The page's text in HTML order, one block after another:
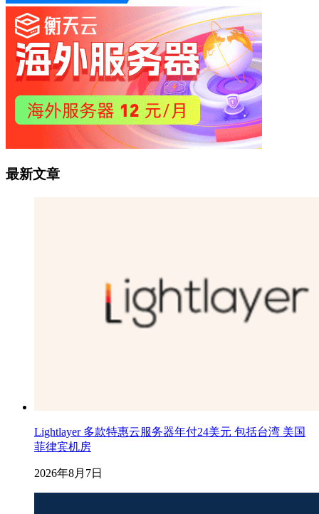
最新文章
Lightlayer 多款特惠云服务器年付24美元 包括台湾 美国
菲律宾机房
2026年8月7日